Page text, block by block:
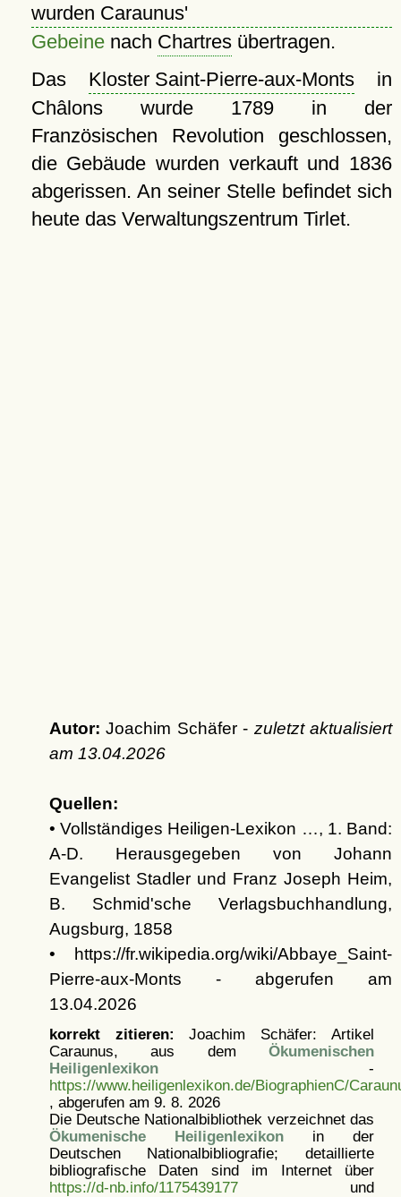
wurden Caraunus'
Gebeinenach Chartresübertragen.
Das Kloster Saint-Pierre-aux-Montsin
Châlons wurde 1789 in der
Französischen Revolution geschlossen,
die Gebäude wurden verkauft und 1836
abgerissen. An seiner Stelle befindet sich
heute das Verwaltungszentrum Tirlet.
Autor: Joachim Schäfer - zuletzt aktualisiert
am 13.04.2026
Quellen:
• Vollständiges Heiligen-Lexikon …, 1. Band:
A-D. Herausgegeben von Johann
Evangelist Stadler und Franz Joseph Heim,
B. Schmid'sche Verlagsbuchhandlung,
Augsburg, 1858
• https://fr.wikipedia.org/wiki/Abbaye_Saint-
Pierre-aux-Monts - abgerufen am
13.04.2026
korrekt zitieren: Joachim Schäfer: Artikel
Caraunus, aus dem Ökumenischen
Heiligenlexikon-
https://www.heiligenlexikon.de/BiographienC/
, abgerufen am 9. 8. 2026
Die Deutsche Nationalbibliothek verzeichnet das
Ökumenische Heiligenlexikonin der
Deutschen Nationalbibliografie; detaillierte
bibliografische Daten sind im Internet über
https://d-nb.info/1175439177und